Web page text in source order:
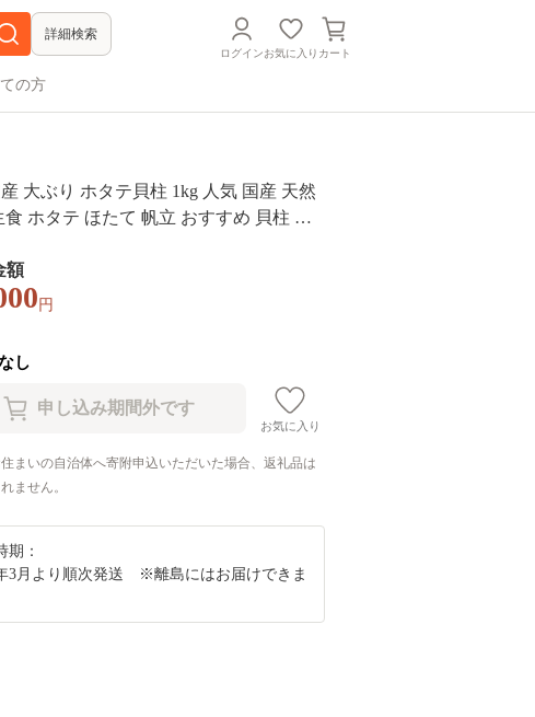
詳細検索
ログインお気に入り カート
の方
大ぶり ホタテ貝柱 1kg 人気 国産 天然
食 ホタテ ほたて 帆立 おすすめ 貝柱 北
テ刺身 ほたて刺身 刺身ホタテ 刺身ほた
刺身 魚介類 魚貝類 魚介 魚貝 貝 海鮮 生
柱フライ 北海道 標津町
額
円
し
お気に入り
まいの自治体へ寄附申込いただいた場合、返礼品は
ません。
期：
3月より順次発送 ※離島にはお届けできま